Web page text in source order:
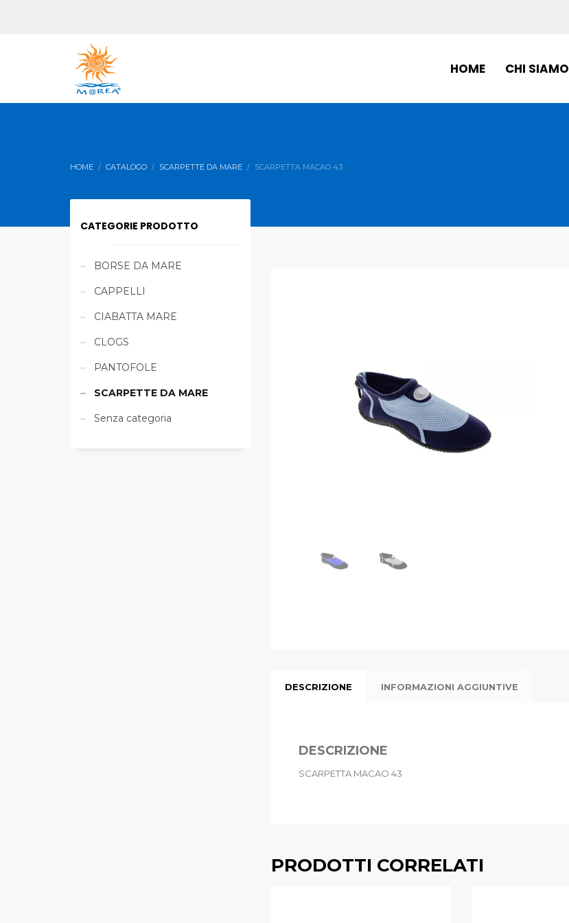
HOME CHI SIAMO
HOME CATALOGO SCARPETTE DA MARE SCARPETTA MACAO 43
DESCRIZIONE INFORMAZIONI AGGIUNTIVE
DESCRIZIONE
SCARPETTA MACAO 43
PRODOTTI CORRELATI
CATEGORIE PRODOTTO
BORSE DA MARE
CAPPELLI
CIABATTA MARE
CLOGS
PANTOFOLE
SCARPETTE DA MARE
Senza categoria